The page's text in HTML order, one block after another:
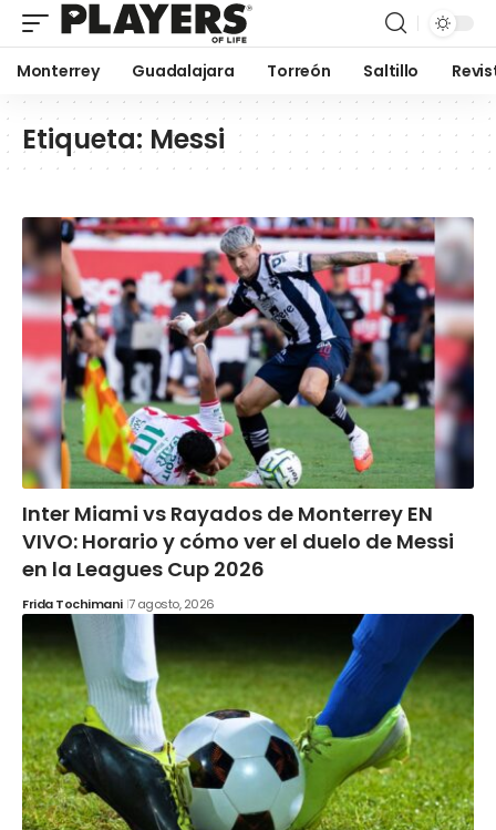
Monterrey Guadalajara Torreón Saltillo
Etiqueta: Messi
Inter Miami vs Rayados de Monterrey EN
VIVO: Horario y cómo ver el duelo de Messi
en la Leagues Cup 2026
Frida Tochimani 7 agosto, 2026